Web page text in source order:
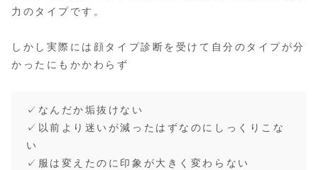
力のタイプです。
しかし実際には顔タイプ診断を受けて自分のタイプが分
かったにもかかわらず
✓なんだか垢抜けない
✓以前より迷いが減ったはずなのにしっくりこな
い
✓服は変えたのに印象が大きく変わらない